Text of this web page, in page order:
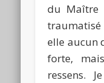
du Maître
traumatisé
elle aucun
forte,
ressens.